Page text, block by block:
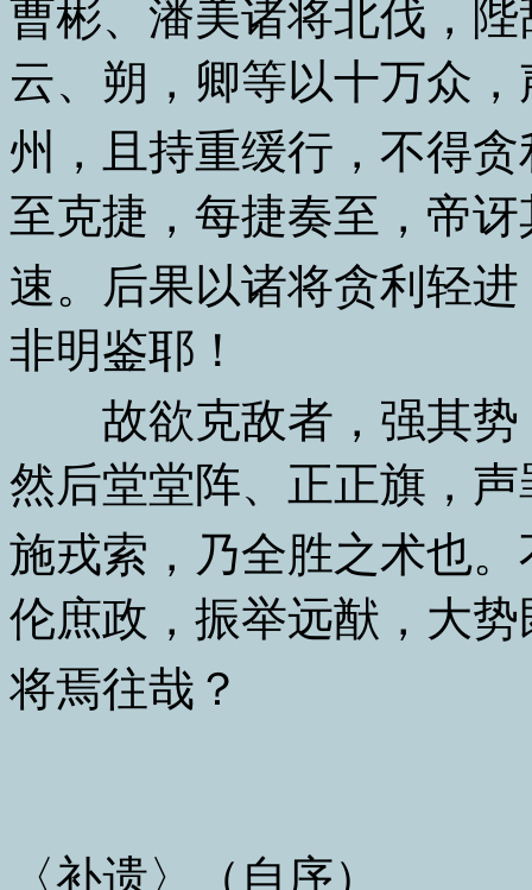
曹彬、潘美诸将北伐，
云、朔，卿等以十万众
州，且持重缓行，不得
至克捷，每捷奏至，帝
速。后果以诸将贪利轻
非明鉴耶！
故欲克敌者，强其势
然后堂堂阵、正正旗，
施戎索，乃全胜之术也
伦庶政，振举远猷，大
将焉往哉？
〈补遗〉（自序）